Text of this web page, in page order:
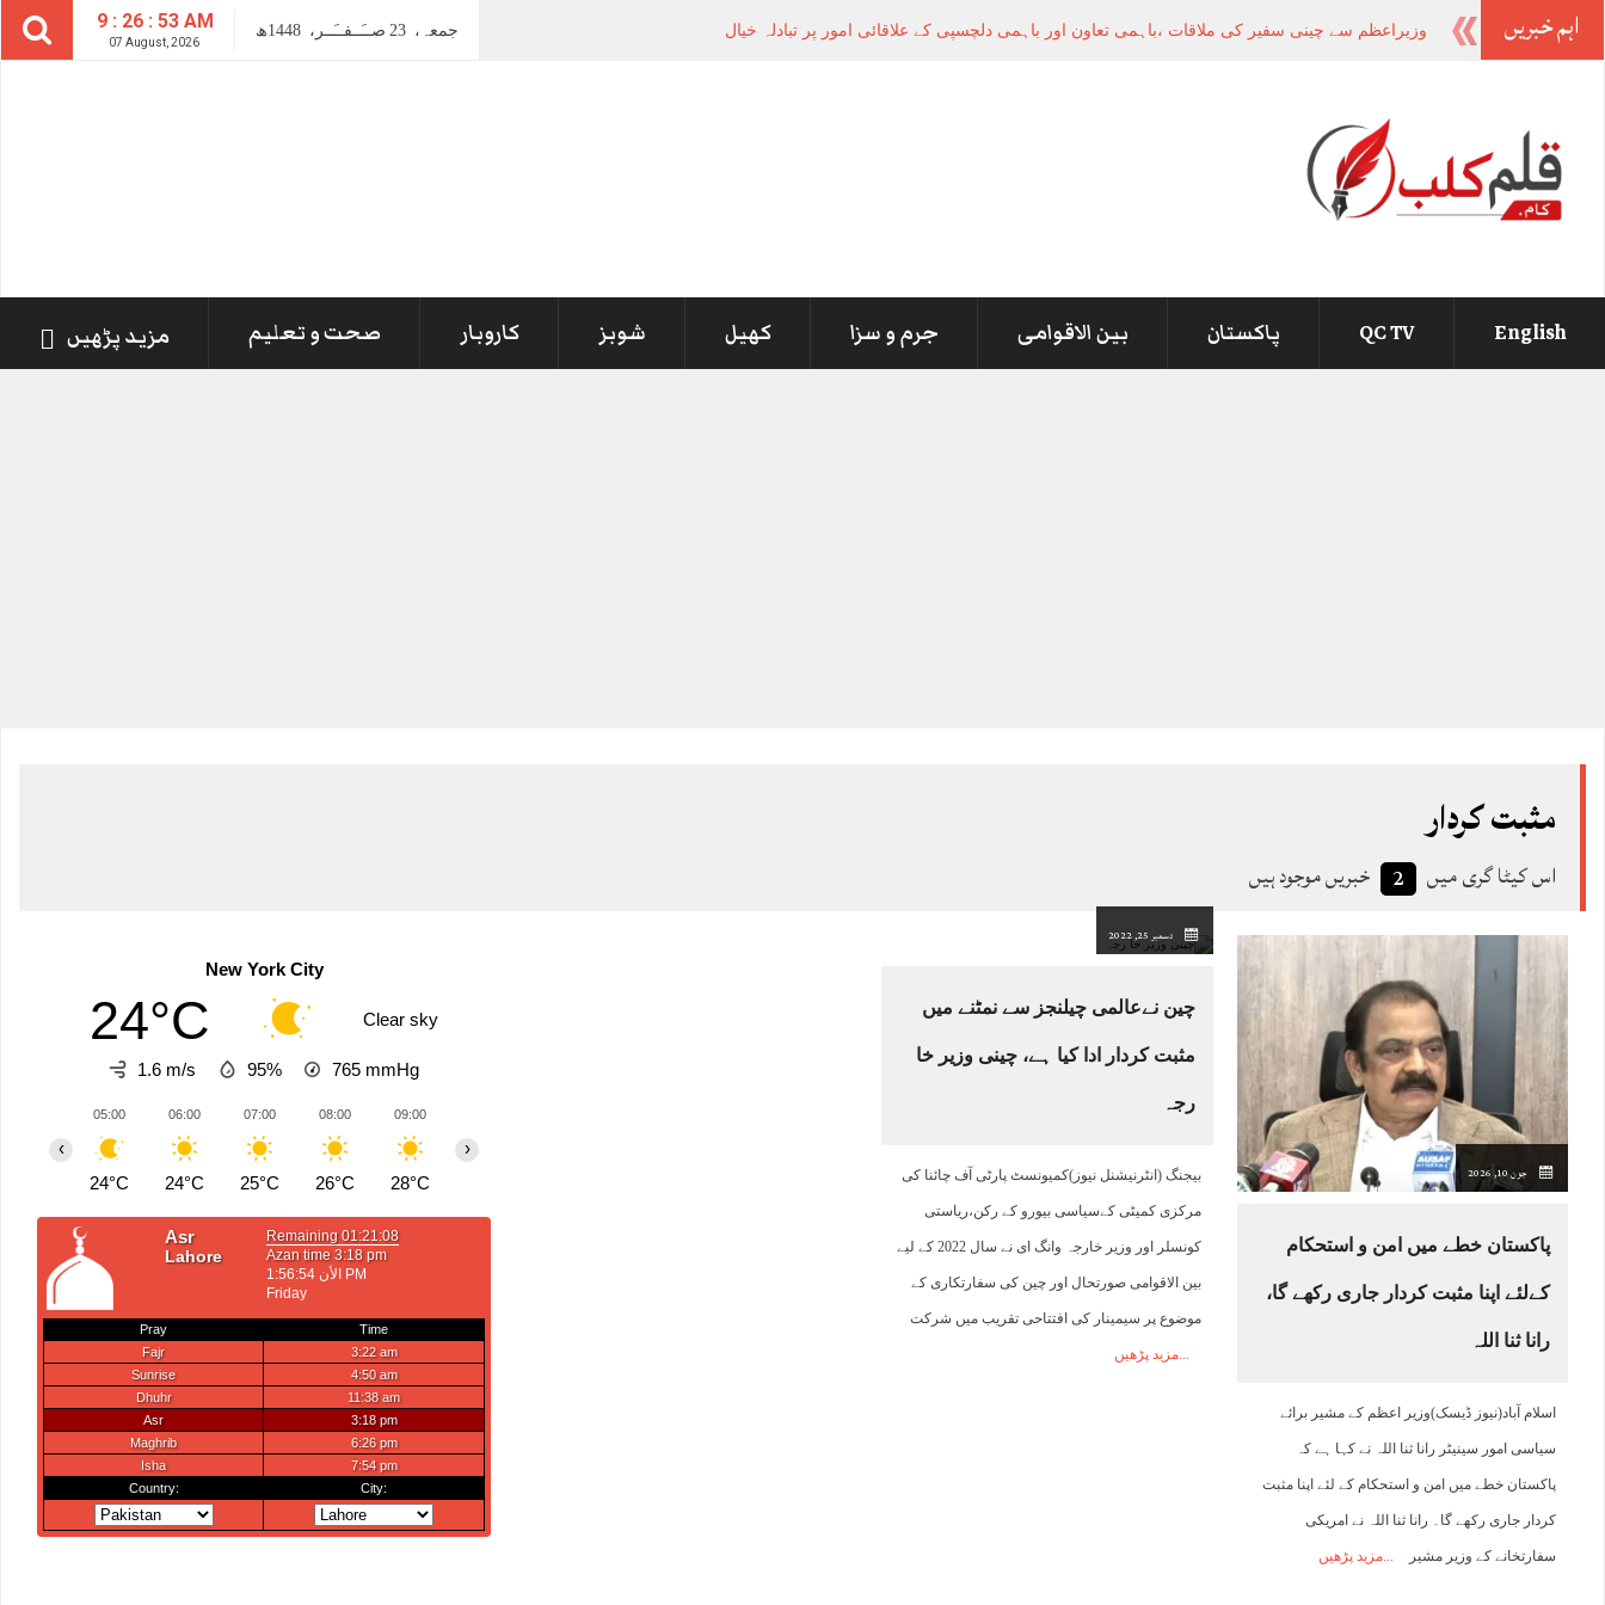
9 : 26 : 53 AM
07 August, 2026
جمعہ، 23 صــَــفــَــر، 1448ھ اہم خبریں وزیراعظم سے چینی سفیر کی ملاقات ،باہمی تعاون اور باہمی دلچسپی کے علاقائی امور پر تبادلہ خیال
English
QC TV پاکستان بین الاقوامی جرم و سزا کھیل شوبز کاروبار صحت و تعلیم مزید پڑھیں
مثبت کردار
اس کیٹا گری میں 2 خبریں موجود ہیں
New York City
24°C Clear sky
1.6 m/s 95% 765 mmHg
05:00
24°C
06:00
24°C
07:00
25°C
08:00
26°C
09:00
28°C 29°C 29°C 29°C
19:00
29°C 28°C
21:00
27°C
22:00
27°C
23:00
26°C
00:00
26°C
‹
›
جون 10, 2026
پاکستان خطے میں امن و استحکام
کےلئے اپنا مثبت کردار جاری رکھے گا،
رانا ثنا اللہ
اسلام آباد(نیوز ڈیسک)وزیر اعظم کے مشیر برائے
سیاسی امور سینیٹر رانا ثنا اللہ نے کہا ہے کہ
پاکستان خطے میں امن و استحکام کے لئے اپنا مثبت
کردار جاری رکھے گا۔ رانا ثنا اللہ نے امریکی
سفارتخانے کے وزیر مشیر مزید پڑھیں
دسمبر 25, 2022
چین نےعالمی چیلنجز سے نمٹنے میں
مثبت کردار ادا کیا ہے، چینی وزیر خا
رجہ
بیجنگ (انٹرنیشنل نیوز)کمیونسٹ پارٹی آف چائنا کی
مرکزی کمیٹی کےسیاسی بیورو کے رکن،ریاستی
کونسلر اور وزیر خارجہ وانگ ای نے سال 2022 کے لیے
بین الاقوامی صورتحال اور چین کی سفارتکاری کے
موضوع پر سیمینار کی افتتاحی تقریب میں شرکت
مزید پڑھیں